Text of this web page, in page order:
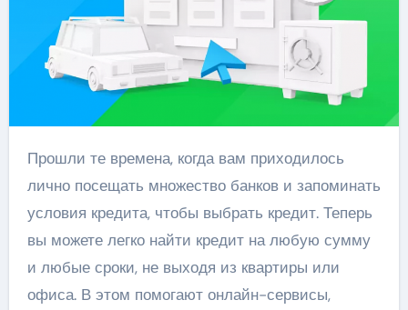
Прошли те времена, когда вам приходилось
лично посещать множество банков и запоминать
условия кредита, чтобы выбрать кредит. Теперь
вы можете легко найти кредит на любую сумму
и любые сроки, не выходя из квартиры или
офиса. В этом помогают онлайн-сервисы,